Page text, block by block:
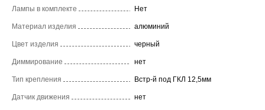
Лампы в комплекте Нет
Материал изделия алюминий
Цвет изделия черный
Диммирование нет
Тип крепления Встр-й под ГКЛ 12,5мм
Датчик движения нет